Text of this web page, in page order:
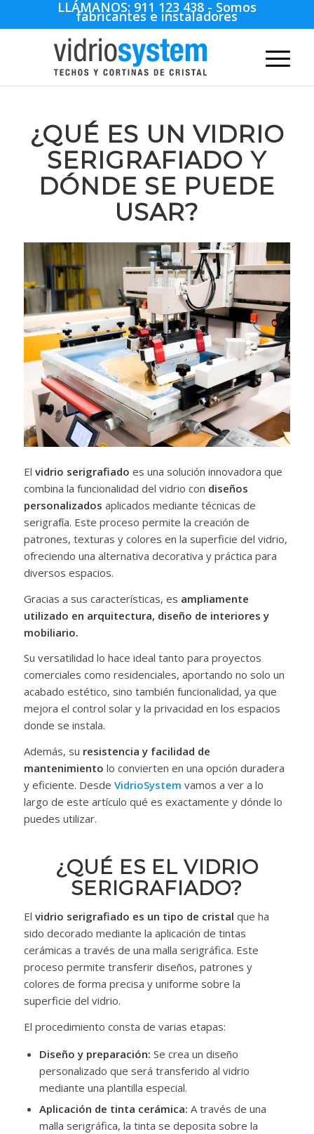
LLÁMANOS: 911 123 438 - Somos
fabricantes e instaladores
¿QUÉ ES UN VIDRIO
SERIGRAFIADO Y
DÓNDE SE PUEDE
USAR?
El vidrio serigrafiado es una solución innovadora que
combina la funcionalidad del vidrio con diseños
personalizados aplicados mediante técnicas de
serigrafía. Este proceso permite la creación de
patrones, texturas y colores en la superficie del vidrio,
ofreciendo una alternativa decorativa y práctica para
diversos espacios.
Gracias a sus características, es ampliamente
utilizado en arquitectura, diseño de interiores y
mobiliario.
Su versatilidad lo hace ideal tanto para proyectos
comerciales como residenciales, aportando no solo un
acabado estético, sino también funcionalidad, ya que
mejora el control solar y la privacidad en los espacios
donde se instala.
Además, su resistencia y facilidad de
mantenimiento lo convierten en una opción duradera
y eficiente. Desde VidrioSystem vamos a ver a lo
largo de este artículo qué es exactamente y dónde lo
puedes utilizar.
¿QUÉ ES EL VIDRIO
SERIGRAFIADO?
El vidrio serigrafiado es un tipo de cristal que ha
sido decorado mediante la aplicación de tintas
cerámicas a través de una malla serigráfica. Este
proceso permite transferir diseños, patrones y
colores de forma precisa y uniforme sobre la
superficie del vidrio.
El procedimiento consta de varias etapas:
Diseño y preparación: Se crea un diseño
personalizado que será transferido al vidrio
mediante una plantilla especial.
Aplicación de tinta cerámica: A través de una
malla serigráfica, la tinta se deposita sobre la